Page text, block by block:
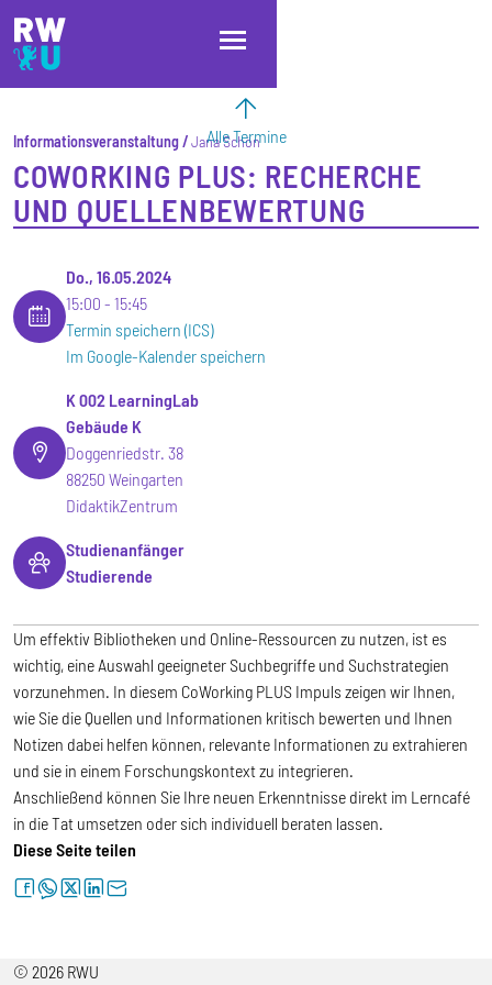
Direkt zum Inhalt
Direkt zur Hauptnavigation
Direkt zum Fußbereich
Alle Termine
Informationsveranstaltung Jana Schön
COWORKING PLUS: RECHERCHE
UND QUELLENBEWERTUNG
Do., 16.05.2024
15:00
15:45
Termin speichern (ICS)
Im Google-Kalender speichern
K 002 LearningLab
Gebäude K
Doggenriedstr. 38
88250 Weingarten
DidaktikZentrum
Studienanfänger
Studierende
Um effektiv Bibliotheken und Online-Ressourcen zu nutzen, ist es
wichtig, eine Auswahl geeigneter Suchbegriffe und Suchstrategien
vorzunehmen. In diesem CoWorking PLUS Impuls zeigen wir Ihnen,
wie Sie die Quellen und Informationen kritisch bewerten und Ihnen
Notizen dabei helfen können, relevante Informationen zu extrahieren
und sie in einem Forschungskontext zu integrieren.
Anschließend können Sie Ihre neuen Erkenntnisse direkt im Lerncafé
in die Tat umsetzen oder sich individuell beraten lassen.
Diese Seite teilen
facebookwhatsapptwitterlinkedinletter
© 2026 RWU